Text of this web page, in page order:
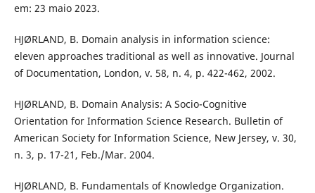
em: 23 maio 2023.
HJØRLAND, B. Domain analysis in information science:
eleven approaches traditional as well as innovative. Journal
of Documentation, London, v. 58, n. 4, p. 422-462, 2002.
HJØRLAND, B. Domain Analysis: A Socio-Cognitive
Orientation for Information Science Research. Bulletin of
American Society for Information Science, New Jersey, v. 30,
n. 3, p. 17-21, Feb./Mar. 2004.
HJØRLAND, B. Fundamentals of Knowledge Organization.